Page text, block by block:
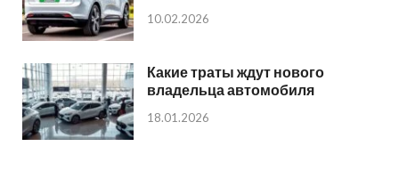
10.02.2026
Какие траты ждут нового
владельца автомобиля
18.01.2026